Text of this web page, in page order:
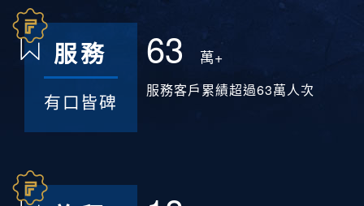
63 萬+
服務客戶累績超過63萬人次
服務
有口皆碑